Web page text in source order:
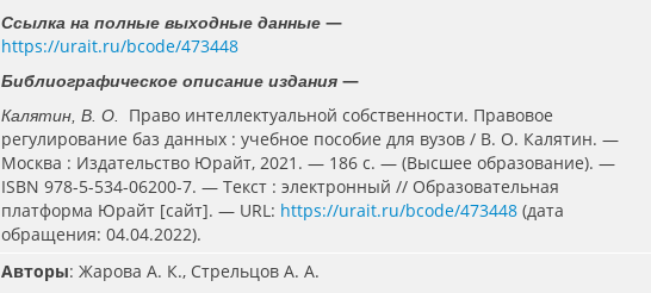
Ссылка на полные выходные данные —
https://urait.ru/bcode/473448
Библиографическое описание издания —
Калятин, В. О.
Право интеллектуальной собственности. Правовое
регулирование баз данных : учебное пособие для вузов / В. О. Калятин. —
Москва : Издательство Юрайт, 2021. — 186 с. — (Высшее образование). —
ISBN 978-5-534-06200-7. — Текст : электронный // Образовательная
платформа Юрайт [сайт]. — URL: https://urait.ru/bcode/473448 (дата
обращения: 04.04.2022).
Авторы: Жарова А. К., Стрельцов А. А.